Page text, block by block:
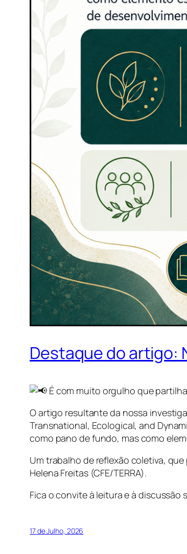
Destaque do artigo:
É com muito orgulho que
O artigo resultante da nossa
Transnational, Ecological, and
como pano de fundo, mas como
Um trabalho de reflexão coletiva,
Helena Freitas (CFE/TERRA).
Fica o convite à leitura e à
17 de Julho, 2026